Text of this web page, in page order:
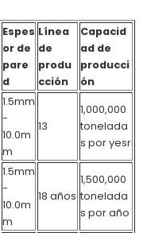
Espes
or de
pare
d
Línea
de
produ
cción
Capacid
ad de
producci
ón
1.5mm
-
10.0m
m
13
1,000,000
tonelada
s por yesr
1.5mm
-
10.0m
m
18 años
1,500,000
tonelada
s por año